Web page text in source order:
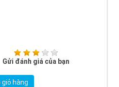
Gửi đánh giá của bạn
giỏ hàng